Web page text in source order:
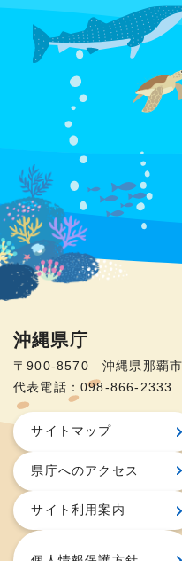
沖縄県庁
〒900-8570 沖縄県那覇
代表電話：098-866-2333
サイトマップ
県庁へのアクセス
サイト利用案内